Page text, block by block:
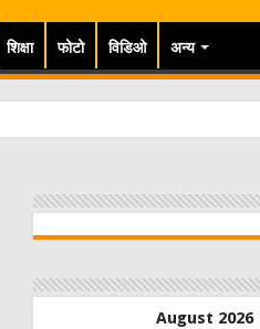
शिक्षा फोटो विडिओ अन्य
August 2026